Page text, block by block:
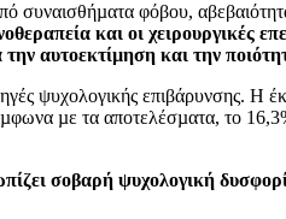
συναισθήµατα φόβου,
και οι χειρουργικές
αυτοεκτίµηση και την
ψυχολογικής επιβάρυνσης.
µε τα αποτελέσµατα, το
σοβαρή ψυχολογική